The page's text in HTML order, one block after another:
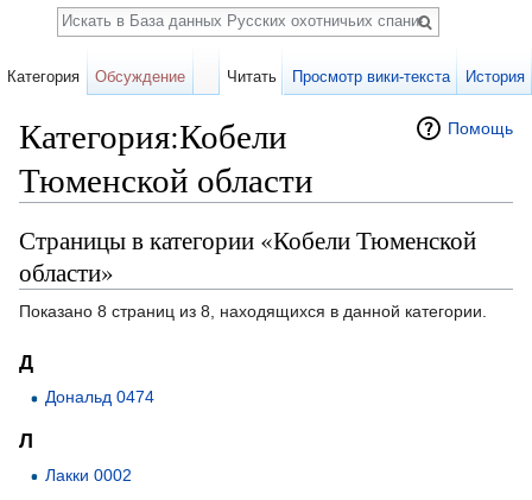
Помощь
Категория:Кобели
Тюменской области
Страницы в категории «Кобели Тюменской
области»
Показано 8 страниц из 8, находящихся в данной категории.
Д
Дональд 0474
Л
Лакки 0002
Категория Обсуждение Читать Просмотр вики-текста История
Поиск